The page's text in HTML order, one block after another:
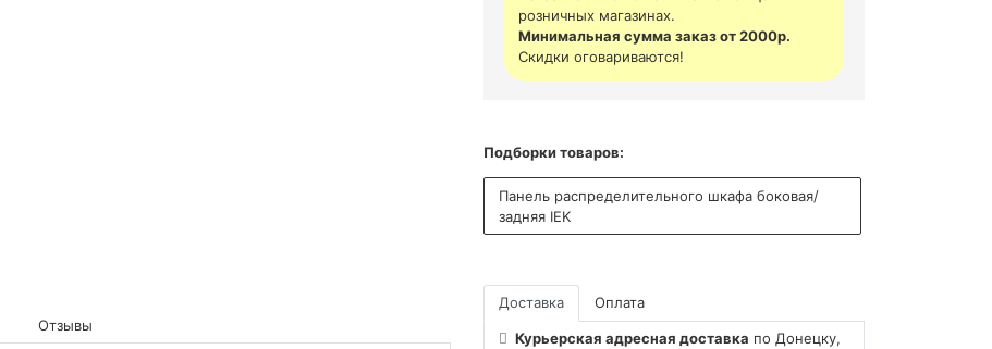
розничных магазинах.
Минимальная сумма заказ от 2000р.
Скидки оговариваются!
Подборки товаров:
Панель распределительного шкафа боковая/
задняя IEK
Доставка Оплата
Курьерская адресная доставка по Донецку,
Отзывы